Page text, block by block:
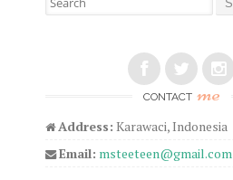
CONTACT me
Address: Karawaci, Indonesia
Email: msteeteen@gmail.com